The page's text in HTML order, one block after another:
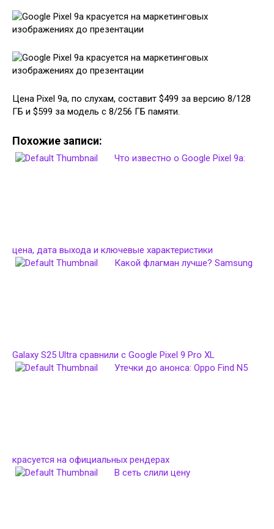
Цена Pixel 9a, по слухам, составит $499 за версию 8/128
ГБ и $599 за модель с 8/256 ГБ памяти.
Похожие записи:
Что известно о Google Pixel 9a:
цена, дата выхода и ключевые характеристики
Какой флагман лучше? Samsung
Galaxy S25 Ultra сравнили с Google Pixel 9 Pro XL
Утечки до анонса: Oppo Find N5
красуется на официальных рендерах
В сеть слили цену